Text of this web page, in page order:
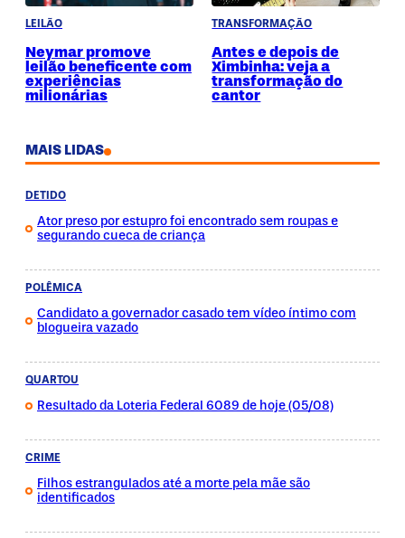
LEILÃO
Neymar promove
leilão beneficente com
experiências
milionárias
TRANSFORMAÇÃO
Antes e depois de
Ximbinha: veja a
transformação do
cantor
MAIS LIDAS
DETIDO
Ator preso por estupro foi encontrado sem roupas e
segurando cueca de criança
POLÊMICA
Candidato a governador casado tem vídeo íntimo com
blogueira vazado
QUARTOU
Resultado da Loteria Federal 6089 de hoje (05/08)
CRIME
Filhos estrangulados até a morte pela mãe são
identificados